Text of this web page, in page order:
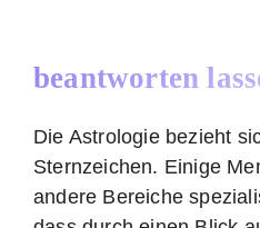
beantworten
Die Astrologie bezieht
Sternzeichen. Einige
andere Bereiche